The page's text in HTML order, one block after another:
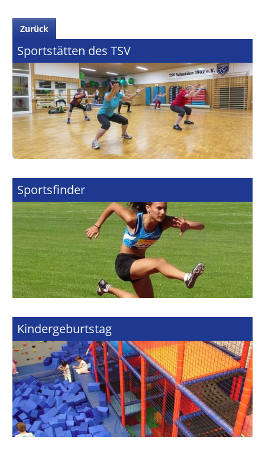
Zurück
Sportstätten des TSV
Sportsfinder
Kindergeburtstag